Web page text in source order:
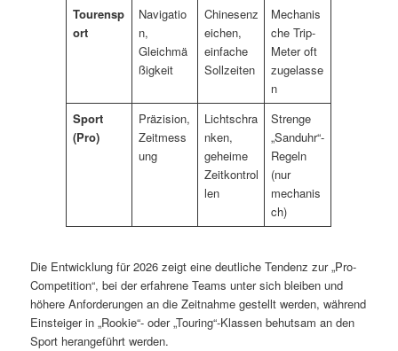
Tourensp
ort
Navigatio
n,
Gleichmä
ßigkeit
Chinesenz
eichen,
einfache
Sollzeiten
Mechanis
che Trip-
Meter oft
zugelasse
n
Sport
(Pro)
Präzision,
Zeitmess
ung
Lichtschra
nken,
geheime
Zeitkontrol
len
Strenge
„Sanduhr“-
Regeln
(nur
mechanis
ch)
Die Entwicklung für 2026 zeigt eine deutliche Tendenz zur „Pro-
Competition“, bei der erfahrene Teams unter sich bleiben und
höhere Anforderungen an die Zeitnahme gestellt werden, während
Einsteiger in „Rookie“- oder „Touring“-Klassen behutsam an den
Sport herangeführt werden.